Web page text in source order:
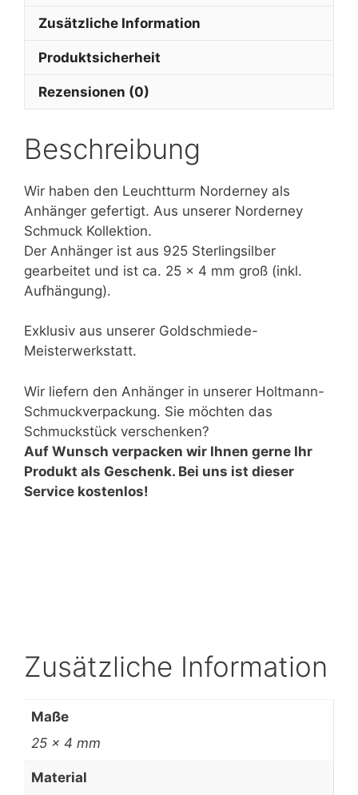
Zusätzliche Information
Produktsicherheit
Rezensionen (0)
Beschreibung
Wir haben den Leuchtturm Norderney als
Anhänger gefertigt. Aus unserer Norderney
Schmuck Kollektion.
Der Anhänger ist aus 925 Sterlingsilber
gearbeitet und ist ca. 25 x 4 mm groß (inkl.
Aufhängung).
Exklusiv aus unserer Goldschmiede-
Meisterwerkstatt.
Wir liefern den Anhänger in unserer Holtmann-
Schmuckverpackung. Sie möchten das
Schmuckstück verschenken?
Auf Wunsch verpacken wir Ihnen gerne Ihr
Produkt als Geschenk. Bei uns ist dieser
Service kostenlos!
Zusätzliche Information
Maße
25 × 4 mm
Material